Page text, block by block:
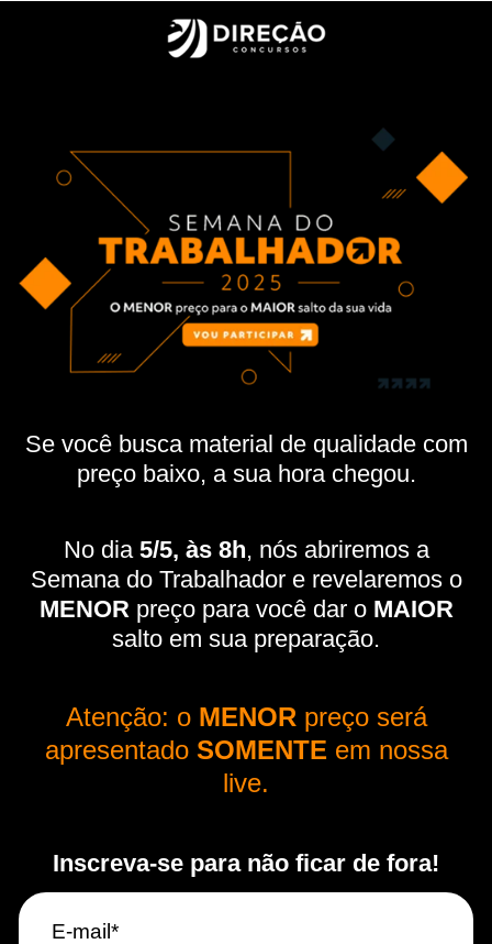
Se você busca material de qualidade com
preço baixo, a sua hora chegou.
No dia 5/5, às 8h, nós abriremos a
Semana do Trabalhador e revelaremos o
MENOR preço para você dar o MAIOR
salto em sua preparação.
Atenção: o MENOR preço será
apresentado SOMENTE em nossa
live.
Inscreva-se para não ficar de fora!
E-mail*